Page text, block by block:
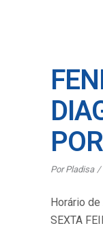
Por Pladisa
Horário
SEXTA